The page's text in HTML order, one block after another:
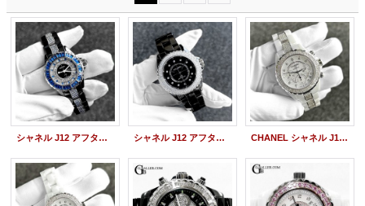
シャネル J12 アフターダイヤ 33mm H0682 バゲットサファイアベゼル / バゲットダイヤモンド&サファイア / ブレスセンターサファイア シャネル J12 アフターダイヤ ベゼル 新型キャリバー12.1 裏スケ H5702 38mm CHANEL シャネル J12 41mm 9PD クロノグラフ H2009 現行モデル アフターダイヤ ベゼルダイヤ& ブレスセンターダイヤ